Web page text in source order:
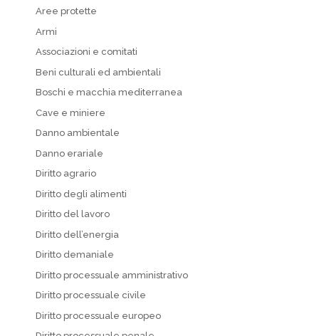
Aree protette
Armi
Associazioni e comitati
Beni culturali ed ambientali
Boschi e macchia mediterranea
Cave e miniere
Danno ambientale
Danno erariale
Diritto agrario
Diritto degli alimenti
Diritto del lavoro
Diritto dell’energia
Diritto demaniale
Diritto processuale amministrativo
Diritto processuale civile
Diritto processuale europeo